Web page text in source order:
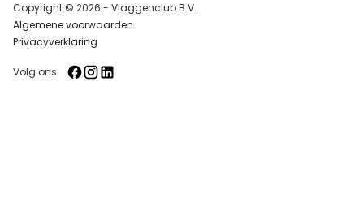
Copyright © 2026 - Vlaggenclub B.V.
Algemene voorwaarden
Privacyverklaring
Volg ons